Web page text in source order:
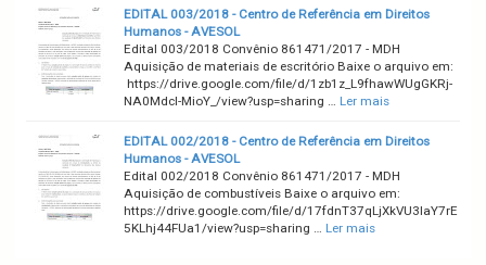
EDITAL 003/2018 - Centro de Referência em Direitos
Humanos - AVESOL
Edital 003/2018 Convênio 861471/2017 - MDH
Aquisição de materiais de escritório Baixe o arquivo em:
https://drive.google.com/file/d/1zb1z_L9fhawWUgGKRj-
NA0MdcI-MioY_/view?usp=sharing … Ler mais
EDITAL 002/2018 - Centro de Referência em Direitos
Humanos - AVESOL
Edital 002/2018 Convênio 861471/2017 - MDH
Aquisição de combustíveis Baixe o arquivo em:
https://drive.google.com/file/d/17fdnT37qLjXkVU3laY7rE
5KLhj44FUa1/view?usp=sharing … Ler mais